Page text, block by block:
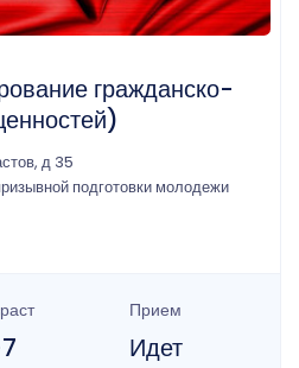
гражданско-
д 35
подготовки молодежи
Прием
Идет